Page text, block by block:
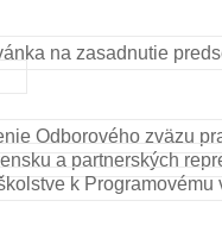
na zasadnutie
Odborového zväzu
a partnerských
k Programovému